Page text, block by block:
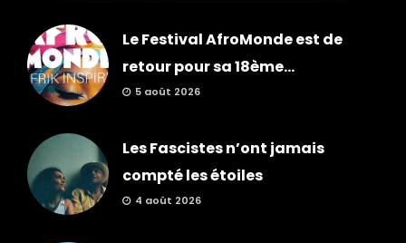
Le Festival AfroMonde est de
retour pour sa 18ème...
5 août 2026
Les Fascistes n’ont jamais
compté les étoiles
4 août 2026